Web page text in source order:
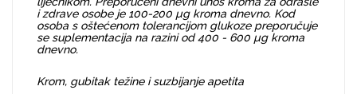
i zdrave osobe je 100-200 µg kroma dnevno. Kod
osoba s oštećenom tolerancijom glukoze preporučuje
se suplementacija na razini od 400 - 600 µg kroma
dnevno.
Krom, gubitak težine i suzbijanje apetita